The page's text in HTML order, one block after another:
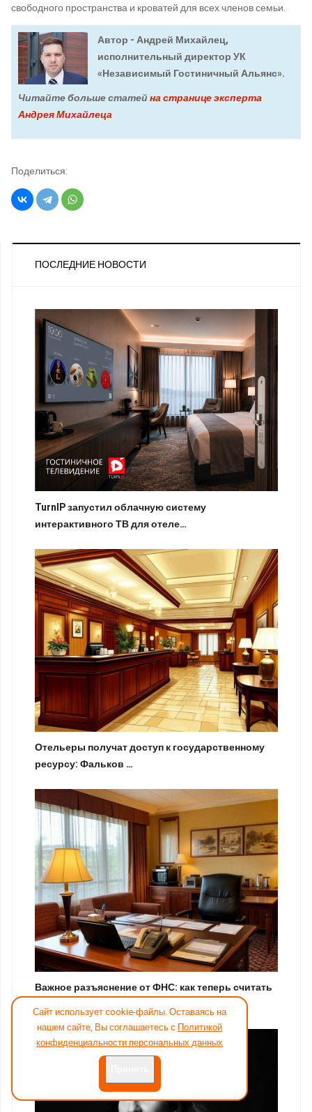
свободного пространства и кроватей для всех членов семьи.
Автор - Андрей Михайлец,
исполнительный директор УК
«Независимый Гостиничный Альянс».
Читайте больше статейна странице эксперта
Андрея Михайлеца
Поделиться:
ПОСЛЕДНИЕ НОВОСТИ
TurnIP запустил облачную систему
интерактивного ТВ для отеле…
Отельеры получат доступ к государственному
ресурсу: Фальков …
Важное разъяснение от ФНС: как теперь считать
налоги, если в…
Сайт использует cookie-файлы. Оставаясь на
нашем сайте, Вы соглашаетесь с Политикой
конфиденциальности персональных данных